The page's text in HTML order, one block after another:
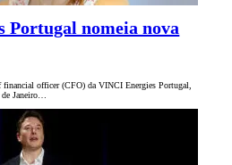
Portugal nomeia nova
financial officer (CFO) da VINCI Energies Portugal,
de Janeiro…